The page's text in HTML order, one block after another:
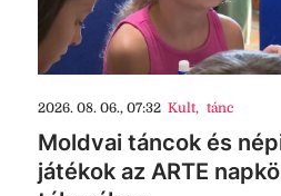
2026. 08. 06., 07:32 Kult, tánc
Moldvai táncok és
játékok az ARTE